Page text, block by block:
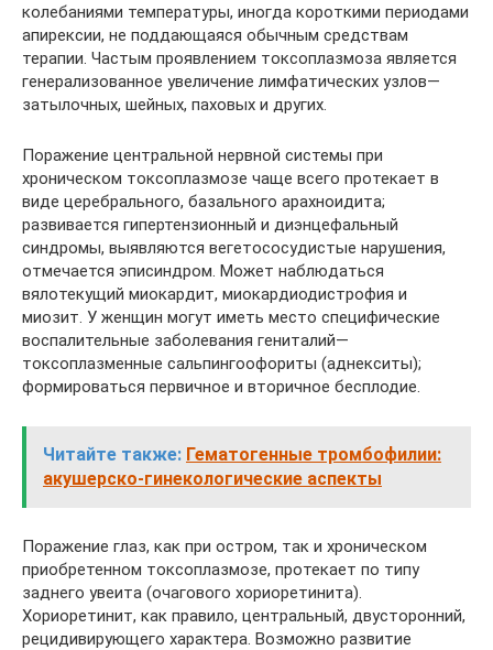
колебаниями температуры, иногда короткими периодами
апирексии, не поддающаяся обычным средствам
терапии. Частым проявлением токсоплазмоза является
генерализованное увеличение лимфатических узлов—
затылочных, шейных, паховых и других.
Поражение центральной нервной системы при
хроническом токсоплазмозе чаще всего протекает в
виде церебрального, базального арахноидита;
развивается гипертензионный и диэнцефальный
синдромы, выявляются вегетососудистые нарушения,
отмечается эписиндром. Может наблюдаться
вялотекущий миокардит, миокардиодистрофия и
миозит. У женщин могут иметь место специфические
воспалительные заболевания гениталий—
токсоплазменные сальпингоофориты (аднекситы);
формироваться первичное и вторичное бесплодие.
Читайте также: Гематогенные тромбофилии:
акушерско-гинекологические аспекты
Поражение глаз, как при остром, так и хроническом
приобретенном токсоплазмозе, протекает по типу
заднего увеита (очагового хориоретинита).
Хориоретинит, как правило, центральный, двусторонний,
рецидивирующего характера. Возможно развитие